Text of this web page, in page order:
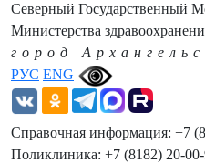
РУС ENG
Северный Государственный
Министерства
город
Справочная информация: +7
Поликлиника: +7 (8182) 20-